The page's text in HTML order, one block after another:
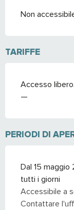
Non
TARIFFE
Accesso libero.
—
PERIODI DI
Dal 15
tutti i giorni
Accessibile a
Contattare